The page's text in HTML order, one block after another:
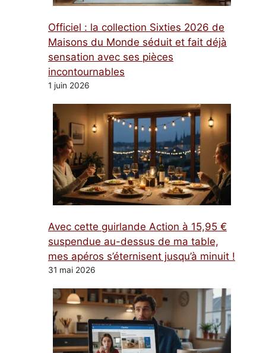
Officiel : la collection Sixties 2026 de
Maisons du Monde séduit et fait déjà
sensation avec ses pièces
incontournables
1 juin 2026
Avec cette guirlande Action à 15,95 €
suspendue au-dessus de ma table,
mes apéros s’éternisent jusqu’à minuit !
31 mai 2026